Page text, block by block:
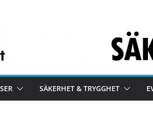
SÄKERHET & TRYGGHET